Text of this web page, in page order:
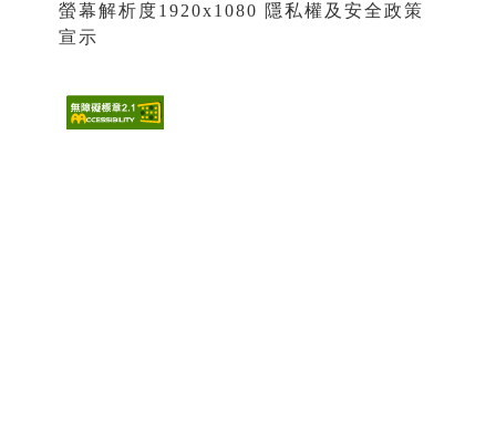
螢幕解析度1920x1080 隱私權及安全政策
宣示